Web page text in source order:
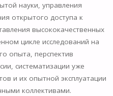
науки, управления
открытого доступа к
высококачественных
цикле исследований на
опыта, перспектив
систематизации уже
и их опытной эксплуатации
коллективами.